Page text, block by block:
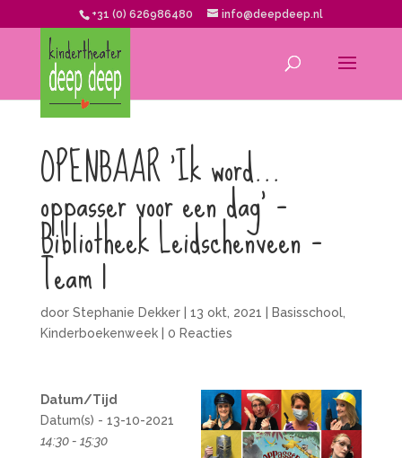
+31 (0) 626986480 info@deepdeep.nl
OPENBAAR ‘Ik word…
oppasser voor een dag’ –
Bibliotheek Leidschenveen –
Team 1
door Stephanie Dekker| 13 okt, 2021 Basisschool,
Kinderboekenweek| 0 Reacties
Datum/Tijd
Datum(s) - 13-10-2021
14:30 - 15:30